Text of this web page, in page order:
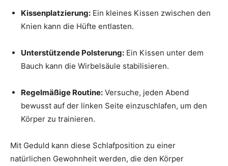
Kissenplatzierung: Ein kleines Kissen zwischen den
Knien kann die Hüfte entlasten.
Unterstützende Polsterung: Ein Kissen unter dem
Bauch kann die Wirbelsäule stabilisieren.
Regelmäßige Routine: Versuche, jeden Abend
bewusst auf der linken Seite einzuschlafen, um den
Körper zu trainieren.
Mit Geduld kann diese Schlafposition zu einer
natürlichen Gewohnheit werden, die den Körper